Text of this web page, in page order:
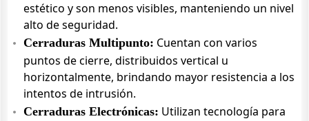
estético y son menos visibles, manteniendo un nivel
alto de seguridad.
Cerraduras Multipunto: Cuentan con varios
puntos de cierre, distribuidos vertical u
horizontalmente, brindando mayor resistencia a los
intentos de intrusión.
Cerraduras Electrónicas: Utilizan tecnología para